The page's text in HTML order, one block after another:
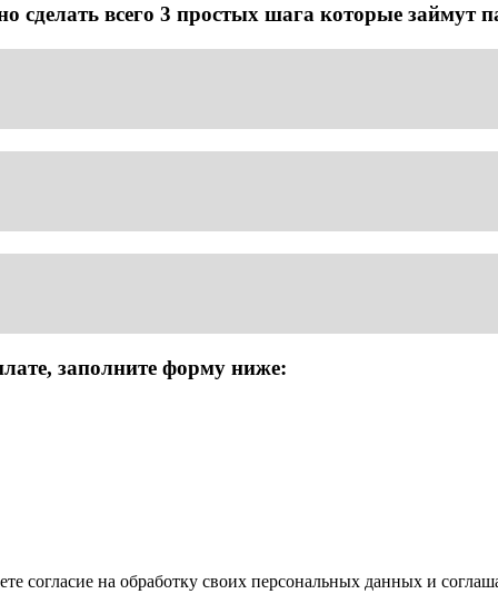
всего 3 простых шага которые займут
заполните форму ниже:
на обработку своих персональных данных и